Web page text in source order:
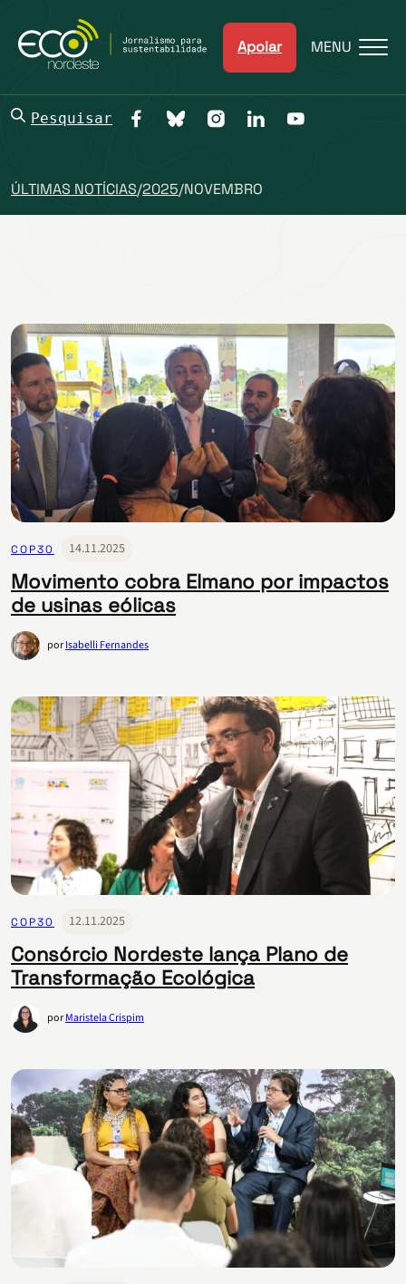
Apoiar MENU
Pesquisar
ÚLTIMAS NOTÍCIAS/2025/NOVEMBRO
COP30 14.11.2025
Movimento cobra Elmano por impactos
de usinas eólicas
porIsabelli Fernandes
COP30 12.11.2025
Consórcio Nordeste lança Plano de
Transformação Ecológica
porMaristela Crispim